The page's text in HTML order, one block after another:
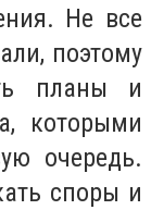
Не все
поэтому
планы и
которыми
очередь.
споры и